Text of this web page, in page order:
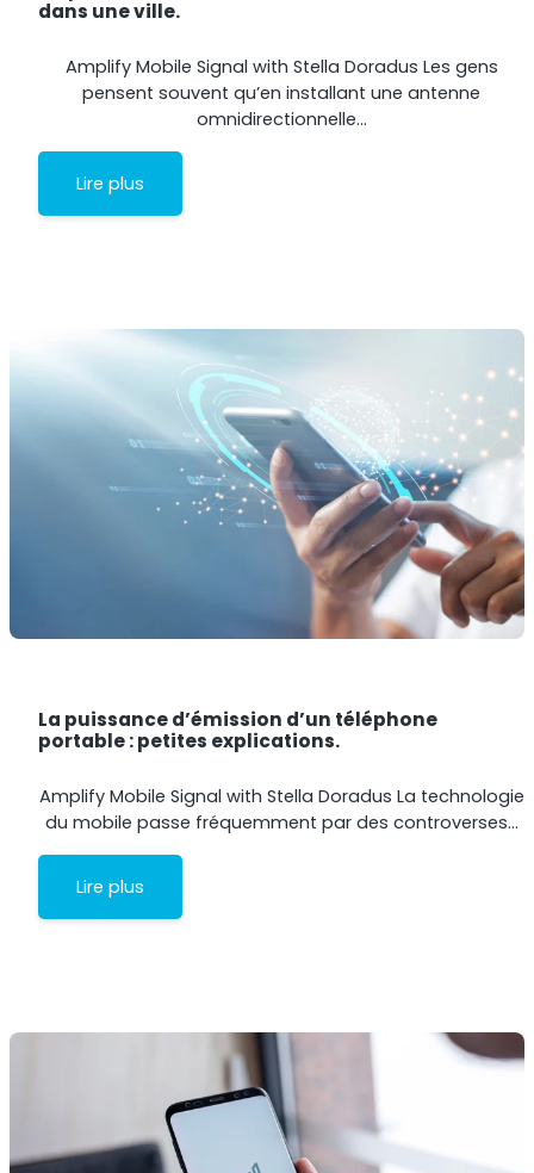
dans une ville.
Amplify Mobile Signal with Stella Doradus Les gens
pensent souvent qu’en installant une antenne
omnidirectionnelle…
Lire plus
La puissance d’émission d’un téléphone
portable : petites explications.
Amplify Mobile Signal with Stella Doradus La technologie
du mobile passe fréquemment par des controverses…
Lire plus